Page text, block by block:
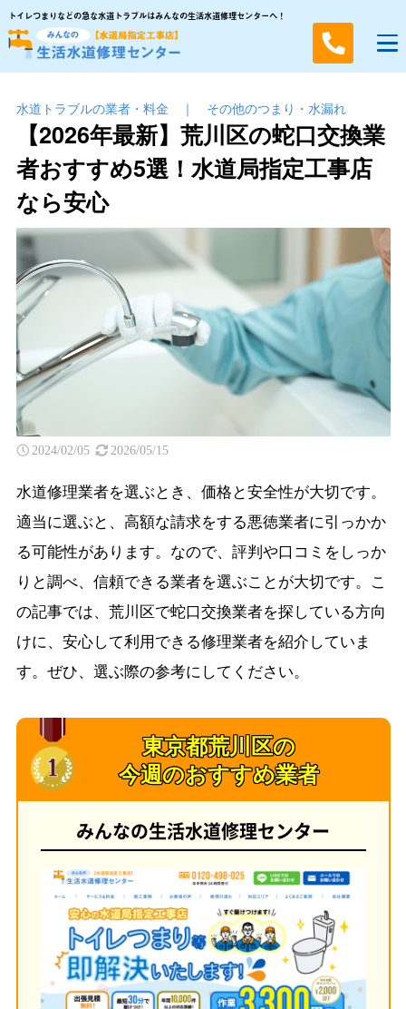
トイレつまりなどの急な水道トラブルはみんなの生活水道修理センターへ！
水道トラブルの業者・料金 ｜ その他のつまり・⽔漏れ
【2026年最新】荒川区の蛇口交換業
者おすすめ5選！水道局指定工事店
なら安心
2024/02/05 2026/05/15
水道修理業者を選ぶとき、価格と安全性が大切です。
適当に選ぶと、高額な請求をする悪徳業者に引っかか
る可能性があります。なので、評判や口コミをしっか
りと調べ、信頼できる業者を選ぶことが大切です。こ
の記事では、荒川区で蛇口交換業者を探している方向
けに、安心して利用できる修理業者を紹介していま
す。ぜひ、選ぶ際の参考にしてください。
東京都荒川区の
今週のおすすめ業者
みんなの生活水道修理センター